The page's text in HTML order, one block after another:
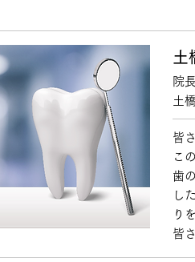
土
院
土
皆
こ
歯
し
り
皆